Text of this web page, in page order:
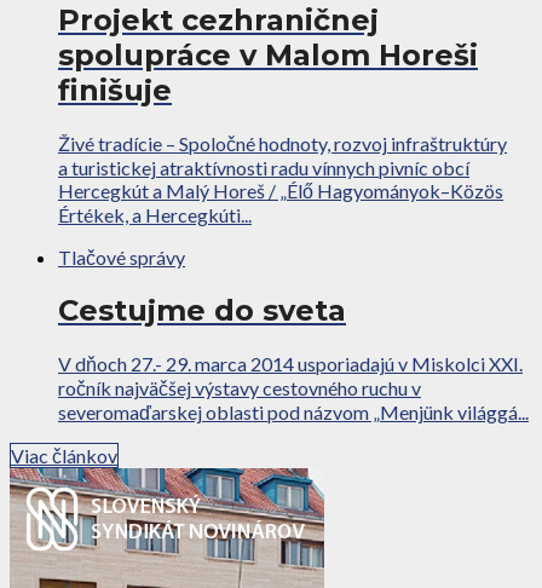
Projekt cezhraničnej
spolupráce v Malom Horeši
finišuje
Živé tradície – Spoločné hodnoty, rozvoj infraštruktúry
a turistickej atraktívnosti radu vínnych pivníc obcí
Hercegkút a Malý Horeš / „Élő Hagyományok–Közös
Értékek, a Hercegkúti...
Tlačové správy
Cestujme do sveta
V dňoch 27.- 29. marca 2014 usporiadajú v Miskolci XXI.
ročník najväčšej výstavy cestovného ruchu v
severomaďarskej oblasti pod názvom „Menjünk világgá...
Viac článkov